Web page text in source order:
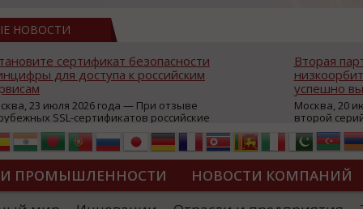
НОВОСТИ
сертификат безопасности
для доступа к российским
23 июля 2026 года — При отзыве
SSL-сертификатов российские
могут некорректно открываться в
браузерах (Google Chrome,
Edge и др.), а соединение с сервисами
ресурсы уже сообщили о
недоступности и ошибках при
из-за отзывов сертификатов
Вторая
успешно
Москва, 20
второй
аппаратов,
масштабной
интернет с
из
«Экономика
ПРОМЫШЛЕННОСТИ НОВОСТИ КОМПАНИЙ